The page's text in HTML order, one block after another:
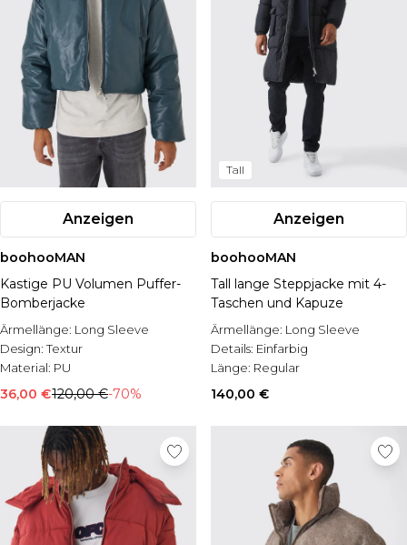
Anzeigen
boohooMAN
Kastige PU Volumen Puffer-
Bomberjacke
Ärmellänge: Long Sleeve
Design:Textur
Material: PU
36,00 €120,00 €-70%
Tall
Anzeigen
boohooMAN
Tall lange Steppjacke mit 4-
Taschen und Kapuze
Ärmellänge: Long Sleeve
Details: Einfarbig
Länge: Regular
140,00 €